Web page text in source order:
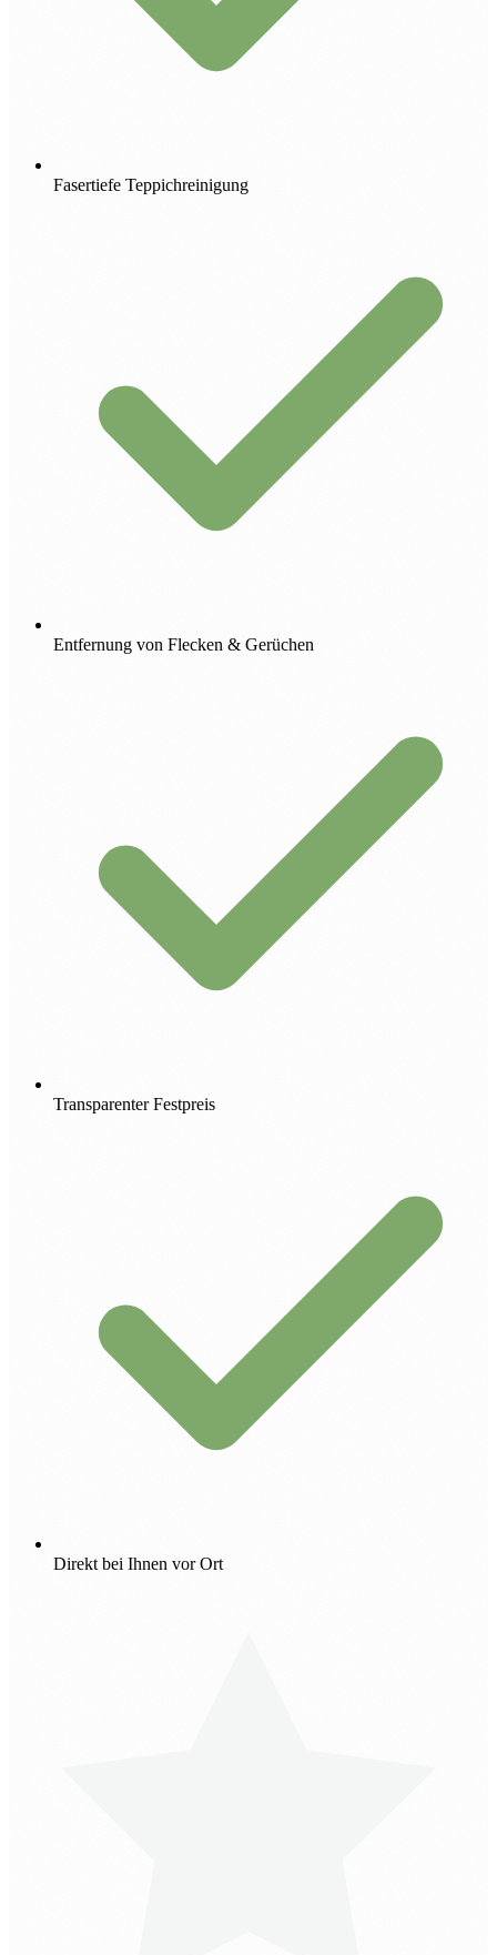
Fasertiefe Teppichreinigung
Entfernung von Flecken & Gerüchen
Transparenter Festpreis
Direkt bei Ihnen vor Ort